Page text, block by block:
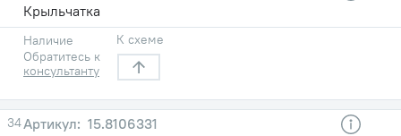
Крыльчатка
Наличие
Обратитесь к
консультанту
К схеме
34
15.8106331